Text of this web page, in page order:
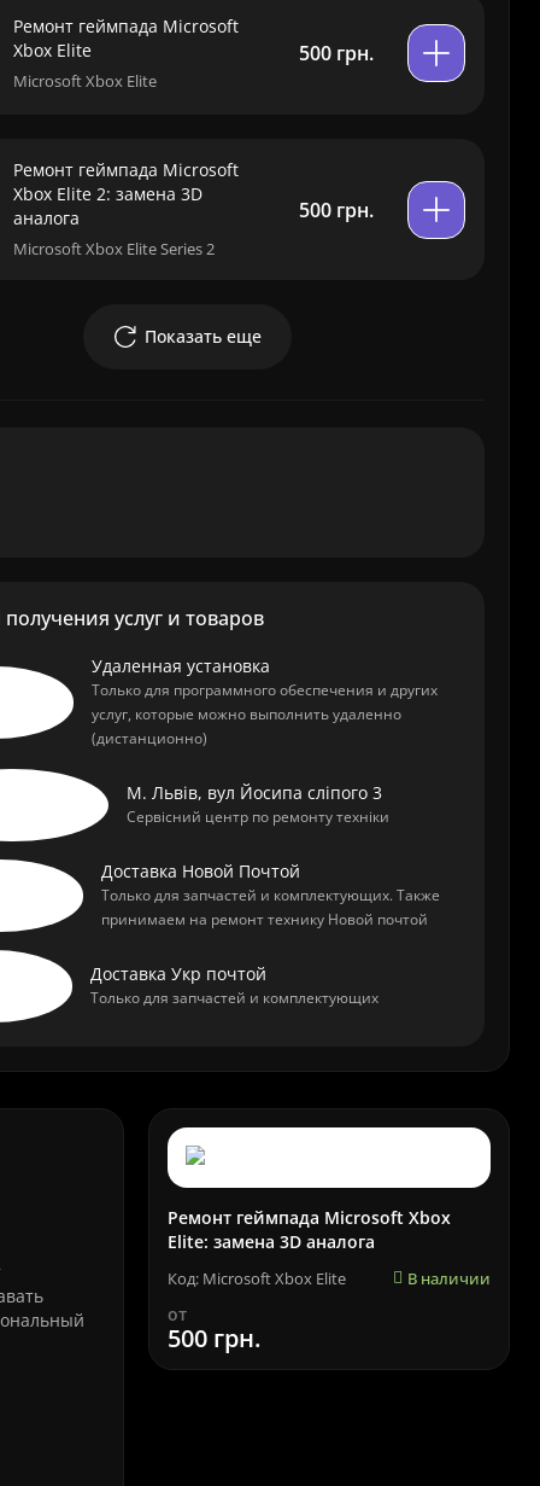
Ремонт геймпада Microsoft
Xbox Elite
Microsoft Xbox Elite
500 грн.
Ремонт геймпада Microsoft
Xbox Elite 2: замена 3D
аналога
Microsoft Xbox Elite Series 2
500 грн.
Показать еще
услуг и товаров
Удаленная установка
Только для программного обеспечения и других
услуг, которые можно выполнить удаленно
(дистанционно)
М. Львів, вул Йосипа сліпого 3
Сервісний центр по ремонту техніки
Доставка Новой Почтой
Только для запчастей и комплектующих. Также
принимаем на ремонт технику Новой почтой
Доставка Укр почтой
Только для запчастей и комплектующих
Ремонт геймпада Microsoft Xbox
Elite: замена 3D аналога
Код: Microsoft Xbox Elite В наличии
от
500 грн.